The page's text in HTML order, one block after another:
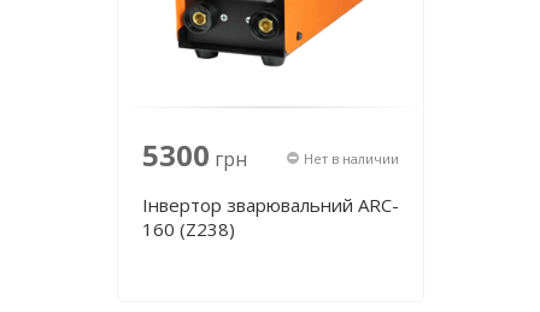
5300 грн Нет в наличии
Інвертор зварювальний ARC-
160 (Z238)